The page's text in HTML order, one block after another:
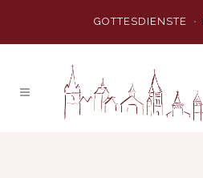
GOTTESDIENSTE